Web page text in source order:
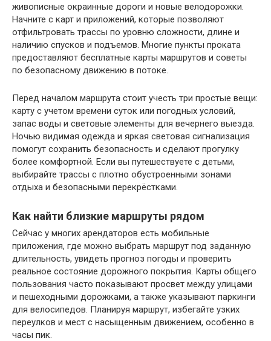
живописные окраинные дороги и новые велодорожки.
Начните с карт и приложений, которые позволяют
отфильтровать трассы по уровню сложности, длине и
наличию спусков и подъемов. Многие пункты проката
предоставляют бесплатные карты маршрутов и советы
по безопасному движению в потоке.
Перед началом маршрута стоит учесть три простые вещи:
карту с учетом времени суток или погодных условий,
запас воды и световые элементы для вечернего выезда.
Ночью видимая одежда и яркая световая сигнализация
помогут сохранить безопасность и сделают прогулку
более комфортной. Если вы путешествуете с детьми,
выбирайте трассы с плотно обустроенными зонами
отдыха и безопасными перекрёстками.
Как найти близкие маршруты рядом
Сейчас у многих арендаторов есть мобильные
приложения, где можно выбрать маршрут под заданную
длительность, увидеть прогноз погоды и проверить
реальное состояние дорожного покрытия. Карты общего
пользования часто показывают просвет между улицами
и пешеходными дорожками, а также указывают паркинги
для велосипедов. Планируя маршрут, избегайте узких
переулков и мест с насыщенным движением, особенно в
часы пик.